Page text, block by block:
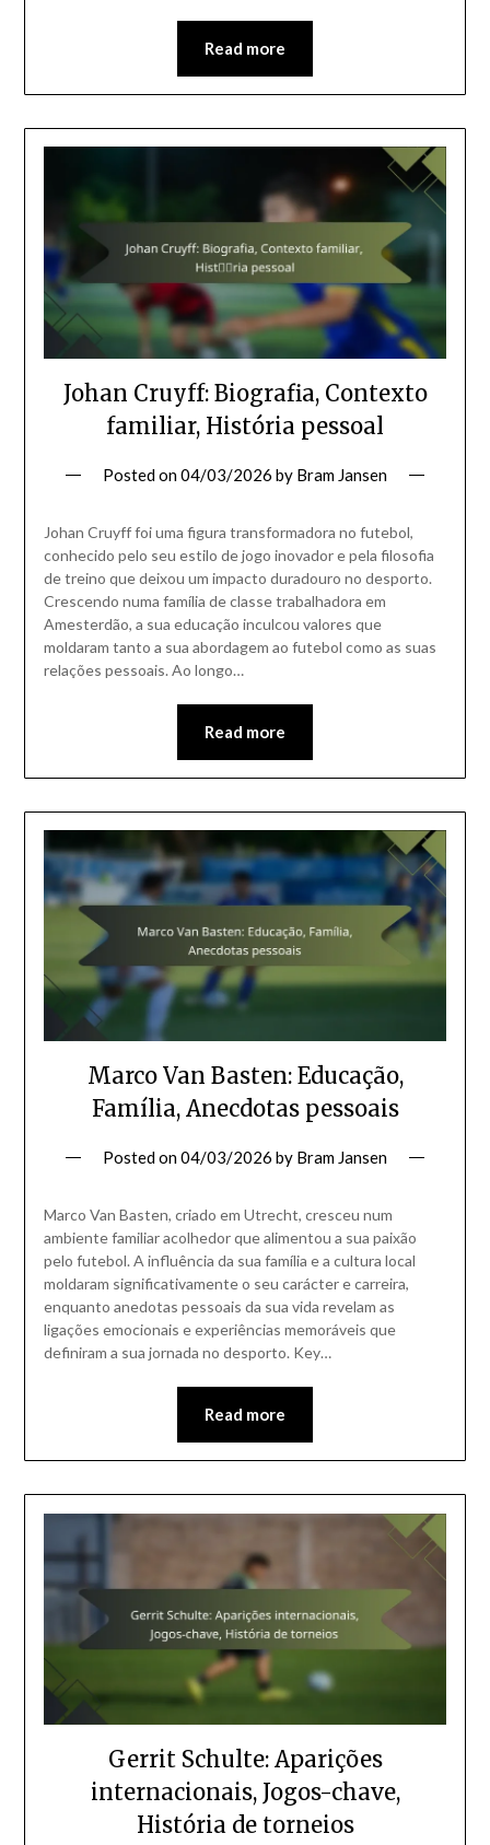
Read more
Johan Cruyff: Biografia, Contexto
familiar, História pessoal
Posted on04/03/2026 by Bram Jansen
Johan Cruyff foi uma figura transformadora no futebol,
conhecido pelo seu estilo de jogo inovador e pela filosofia
de treino que deixou um impacto duradouro no desporto.
Crescendo numa família de classe trabalhadora em
Amesterdão, a sua educação inculcou valores que
moldaram tanto a sua abordagem ao futebol como as suas
relações pessoais. Ao longo…
Read more
Marco Van Basten: Educação,
Família, Anecdotas pessoais
Posted on04/03/2026 by Bram Jansen
Marco Van Basten, criado em Utrecht, cresceu num
ambiente familiar acolhedor que alimentou a sua paixão
pelo futebol. A influência da sua família e a cultura local
moldaram significativamente o seu carácter e carreira,
enquanto anedotas pessoais da sua vida revelam as
ligações emocionais e experiências memoráveis que
definiram a sua jornada no desporto. Key…
Read more
Gerrit Schulte: Aparições
internacionais, Jogos-chave,
História de torneios